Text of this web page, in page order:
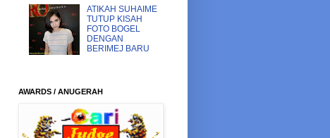
ATIKAH SUHAIME
TUTUP KISAH
FOTO BOGEL
DENGAN
BERIMEJ BARU
AWARDS / ANUGERAH